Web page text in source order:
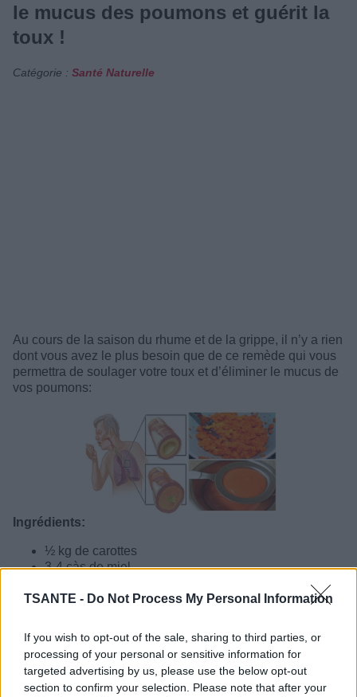
TSANTE - Do Not Process My Personal Information
If you wish to opt-out of the sale, sharing to third parties, or
processing of your personal or sensitive information for
targeted advertising by us, please use the below opt-out
section to confirm your selection. Please note that after your
le mucus des poumons et guérit la
toux !
Catégorie : Santé Naturelle
Au cours de la saison du rhume et de la grippe, il n’y a rien
dont vous avez le plus besoin que de ce remède qui vous
permettra de soulager votre toux et d’éliminer le mucus de
vos poumons:
Ingrédients:
½ kg de carottes
3-4 càs de miel